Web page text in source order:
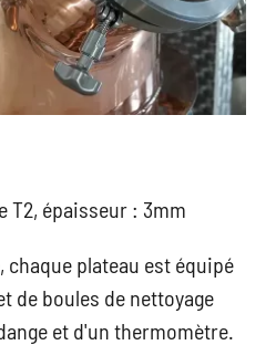
T2, épaisseur : 3mm
chaque plateau est équipé
de boules de nettoyage
et d'un thermomètre.